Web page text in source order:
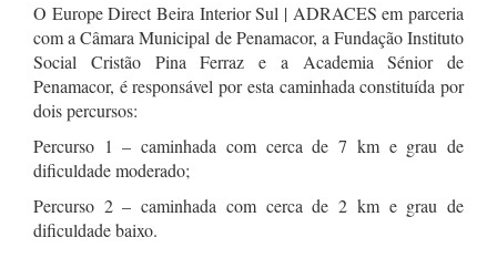
O Europe Direct Beira Interior Sul | ADRACES em parceria
com a Câmara Municipal de Penamacor, a Fundação Instituto
Social Cristão Pina Ferraz e a Academia Sénior de
Penamacor, é responsável por esta caminhada constituída por
dois percursos:
Percurso 1 – caminhada com cerca de 7 km e grau de
dificuldade moderado;
Percurso 2 – caminhada com cerca de 2 km e grau de
dificuldade baixo.